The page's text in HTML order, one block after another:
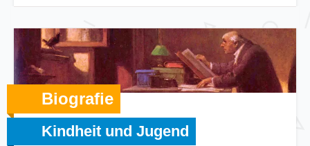
Biografie
Kindheit und Jugend